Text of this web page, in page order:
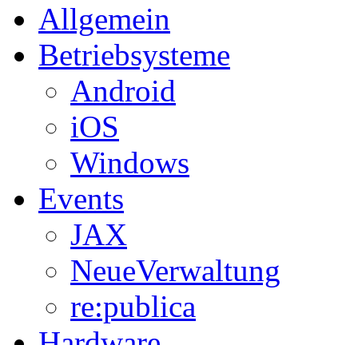
Allgemein
Betriebsysteme
Android
iOS
Windows
Events
JAX
NeueVerwaltung
re:publica